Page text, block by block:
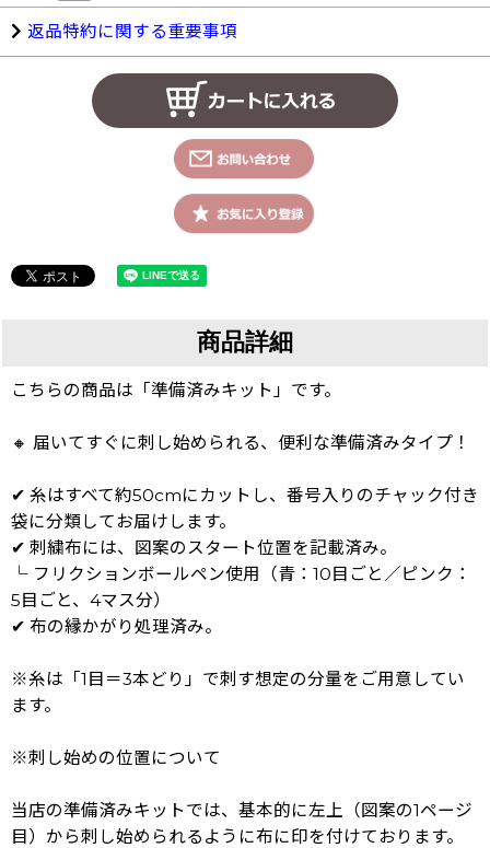
返品特約に関する重要事項
商品詳細
こちらの商品は「準備済みキット」です。
🔸 届いてすぐに刺し始められる、便利な準備済みタイプ！
✔ 糸はすべて約50cmにカットし、番号入りのチャック付き
袋に分類してお届けします。
✔ 刺繍布には、図案のスタート位置を記載済み。
└ フリクションボールペン使用（青：10目ごと／ピンク：
5目ごと、4マス分）
✔ 布の縁かがり処理済み。
※糸は「1目＝3本どり」で刺す想定の分量をご用意してい
ます。
※刺し始めの位置について
当店の準備済みキットでは、基本的に左上（図案の1ページ
目）から刺し始められるように布に印を付けております。